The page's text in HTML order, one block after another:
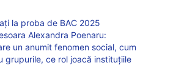
la proba de BAC 2025
Alexandra Poenaru:
un anumit fenomen social, cum
grupurile, ce rol joacă instituțiile